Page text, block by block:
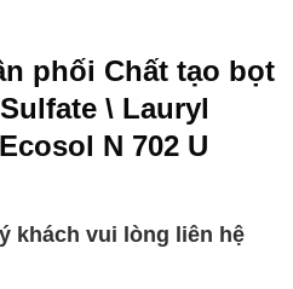
phối Chất tạo bọt
\ Lauryl
N 702 U
khách vui lòng liên hệ